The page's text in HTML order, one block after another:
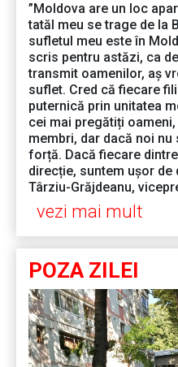
”Moldova are un loc
tatăl meu se trage de la
sufletul meu este în
scris pentru astăzi, ca
transmit oamenilor, aș
suflet. Cred că fiecare
puternică prin unitatea
cei mai pregătiți
membri, dar dacă noi
forță. Dacă fiecare
direcție, suntem ușor de
Târziu-Grăjdeanu,
vezi mai mult
POZA ZILEI